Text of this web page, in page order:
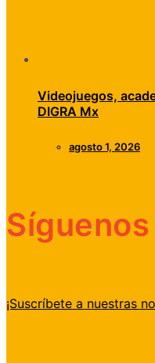
Videojuegos,
DIGRA Mx
agosto 1, 2026
Síguenos
¡Suscríbete a nuestras